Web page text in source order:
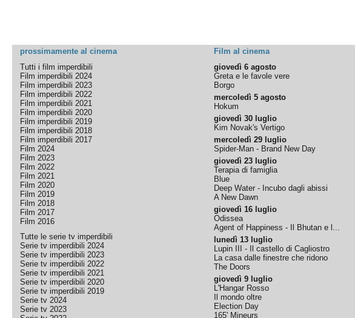
prossimamente al cinema Film al cinema
Tutti i film imperdibili
Film imperdibili 2024
Film imperdibili 2023
Film imperdibili 2022
Film imperdibili 2021
Film imperdibili 2020
Film imperdibili 2019
Film imperdibili 2018
Film imperdibili 2017
Film 2024
Film 2023
Film 2022
Film 2021
Film 2020
Film 2019
Film 2018
Film 2017
Film 2016
Tutte le serie tv imperdibili
Serie tv imperdibili 2024
Serie tv imperdibili 2023
Serie tv imperdibili 2022
Serie tv imperdibili 2021
Serie tv imperdibili 2020
Serie tv imperdibili 2019
Serie tv 2024
Serie tv 2023
giovedì 6 agosto
Greta e le favole vere
Borgo
mercoledì 5 agosto
Hokum
giovedì 30 luglio
Kim Novak's Vertigo
mercoledì 29 luglio
Spider-Man - Brand New Day
giovedì 23 luglio
Terapia di famiglia
Blue
Deep Water - Incubo dagli abissi
A New Dawn
giovedì 16 luglio
Odissea
Agent of Happiness - Il Bhutan e l...
lunedì 13 luglio
Lupin III - Il castello di Cagliostro
La casa dalle finestre che ridono
The Doors
giovedì 9 luglio
L'Hangar Rosso
Il mondo oltre
Election Day
165' Mineurs